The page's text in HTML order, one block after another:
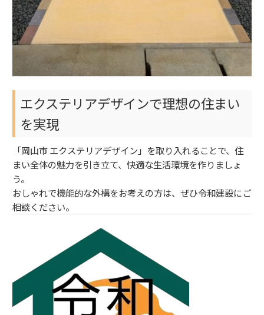
エクステリアデザインで理想の住まい
を実現
「岡山市 エクステリアデザイン」を取り入れることで、住
まい全体の魅力を引き立て、快適な生活環境を作りましょ
う。
おしゃれで機能的な外構をお考えの方は、ぜひ令和建設にご
相談ください。